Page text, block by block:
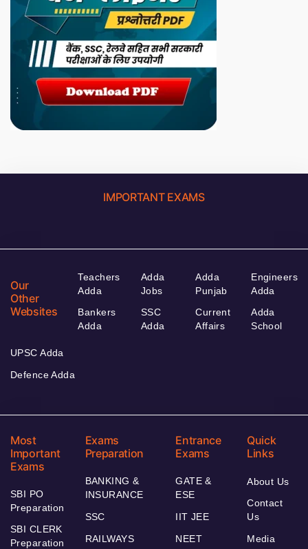
IMPORTANT EXAMS
Our
Other
Websites
Teachers
Adda
Bankers
Adda
Adda
Jobs
SSC
Adda
Adda
Punjab
Current
Affairs
Engineers
Adda
Adda
School
UPSC Adda
Defence Adda
Most
Important
Exams
SBI PO
Preparation
SBI CLERK
Preparation
Exams
Preparation
BANKING &
INSURANCE
SSC
RAILWAYS
Entrance
Exams
GATE &
ESE
IIT JEE
NEET
Quick
Links
About Us
Contact
Us
Media